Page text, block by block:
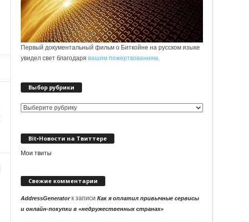
Первый документальный фильм о Биткойне на русском языке
увидел свет благодарявашим пожертвованиям
Выбор рубрики
Выбор
Bit•Новости на Твиттере
Мои твиты
Свежие комментарии
AddressGeneratorк записиКак я оплатил привычные сервисы
и онлайн-покупки в «недружественных странах»